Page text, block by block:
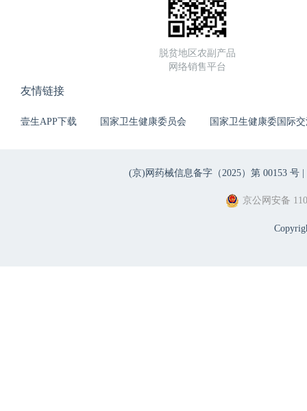
脱贫地区农副产品
网络销售平台
友情链接
壹生APP下载 国家卫生健康委员会 国家卫生健康委国际
(京)网药械信息备字（2025）第 00153 号 |
京公网安备